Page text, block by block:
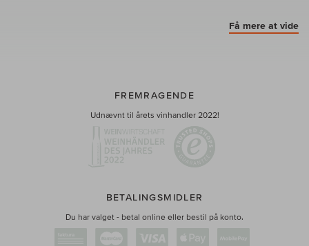
Få mere at vide
FREMRAGENDE
Udnævnt til årets vinhandler 2022!
BETALINGSMIDLER
Du har valget - betal online eller bestil på konto.